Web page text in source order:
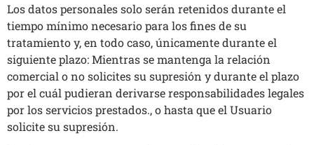
Los datos personales solo serán retenidos durante el
tiempo mínimo necesario para los fines de su
tratamiento y, en todo caso, únicamente durante el
siguiente plazo: Mientras se mantenga la relación
comercial o no solicites su supresión y durante el plazo
por el cuál pudieran derivarse responsabilidades legales
por los servicios prestados., o hasta que el Usuario
solicite su supresión.